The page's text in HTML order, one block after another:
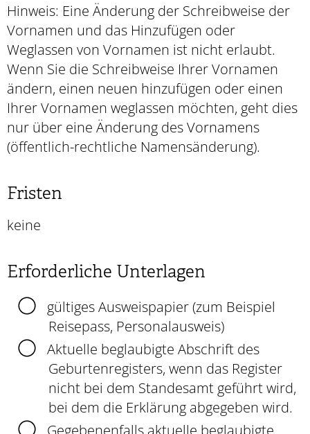
Hinweis: Eine Änderung der Schreibweise der
Vornamen und das Hinzufügen oder
Weglassen von Vornamen ist nicht erlaubt.
Wenn Sie die Schreibweise Ihrer Vornamen
ändern, einen neuen hinzufügen oder einen
Ihrer Vornamen weglassen möchten, geht dies
nur über eine Änderung des Vornamens
(öffentlich-rechtliche Namensänderung).
Fristen
keine
Erforderliche Unterlagen
gültiges Ausweispapier (zum Beispiel
Reisepass, Personalausweis)
Aktuelle beglaubigte Abschrift des
Geburtenregisters, wenn das Register
nicht bei dem Standesamt geführt wird,
bei dem die Erklärung abgegeben wird.
Gegebenenfalls aktuelle beglaubigte